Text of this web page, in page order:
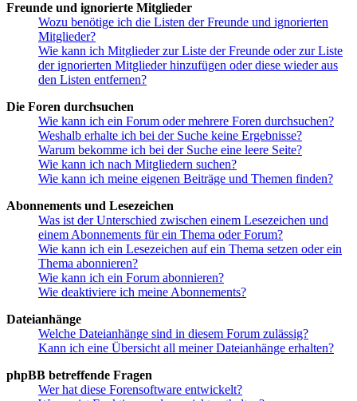
Freunde und ignorierte Mitglieder
Wozu benötige ich die Listen der Freunde und ignorierten
Mitglieder?
Wie kann ich Mitglieder zur Liste der Freunde oder zur Liste
der ignorierten Mitglieder hinzufügen oder diese wieder aus
den Listen entfernen?
Die Foren durchsuchen
Wie kann ich ein Forum oder mehrere Foren durchsuchen?
Weshalb erhalte ich bei der Suche keine Ergebnisse?
Warum bekomme ich bei der Suche eine leere Seite?
Wie kann ich nach Mitgliedern suchen?
Wie kann ich meine eigenen Beiträge und Themen finden?
Abonnements und Lesezeichen
Was ist der Unterschied zwischen einem Lesezeichen und
einem Abonnements für ein Thema oder Forum?
Wie kann ich ein Lesezeichen auf ein Thema setzen oder ein
Thema abonnieren?
Wie kann ich ein Forum abonnieren?
Wie deaktiviere ich meine Abonnements?
Dateianhänge
Welche Dateianhänge sind in diesem Forum zulässig?
Kann ich eine Übersicht all meiner Dateianhänge erhalten?
phpBB betreffende Fragen
Wer hat diese Forensoftware entwickelt?